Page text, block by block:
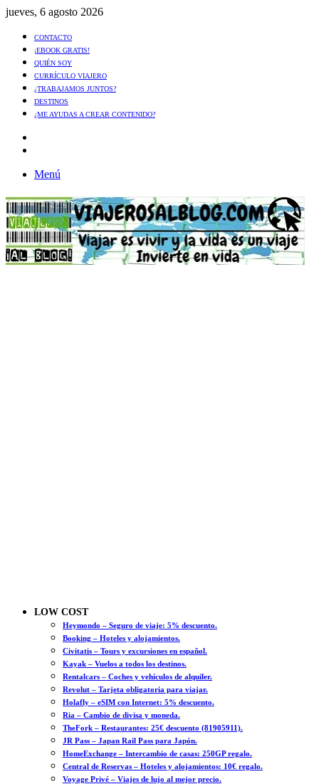
jueves, 6 agosto 2026
CONTACTO
¡EBOOK GRATIS!
QUIÉN SOY
CURRÍCULO VIAJERO
¿TRABAJAMOS JUNTOS?
DESTINOS
¿ME AYUDAS A CREAR CONTENIDO?
Menú
LOW COST
Heymondo – Seguro de viaje: 5% descuento.
Booking – Hoteles y alojamientos.
Civitatis – Tours y excursiones en español.
Kayak – Vuelos a todos los destinos.
Rentalcars – Coches y vehículos de alquiler.
Revolut – Tarjeta obligatoria para viajar.
Holafly – eSIM con Internet: 5% descuento.
Ria – Cambio de divisa y moneda.
TheFork – Restaurantes: 25€ descuento (81905911).
JR Pass – Japan Rail Pass para Japón.
HomeExchange – Intercambio de casas: 250GP regalo.
Central de Reservas – Hoteles y alojamientos: 10€ regalo.
Voyage Privé – Viajes de lujo al mejor precio.